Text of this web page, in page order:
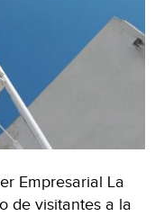
Empresarial La
de visitantes a la